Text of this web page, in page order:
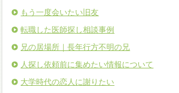
もう一度会いたい旧友
転職した医師探し相談事例
兄の居場所｜長年行方不明の兄
人探し依頼前に集めたい情報について
大学時代の恋人に謝りたい